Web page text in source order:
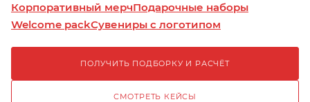
Корпоративный мерчПодарочные наборы
Welcome packСувениры с логотипом
ПОЛУЧИТЬ ПОДБОРКУ И РАСЧЁТ
СМОТРЕТЬ КЕЙСЫ